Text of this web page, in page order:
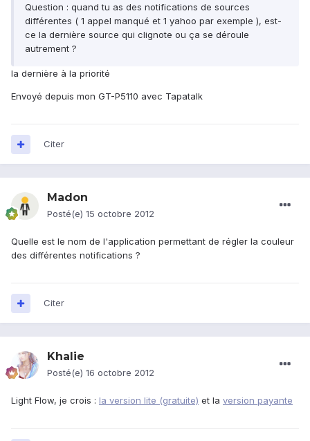
Question : quand tu as des notifications de sources
différentes ( 1 appel manqué et 1 yahoo par exemple ), est-
ce la dernière source qui clignote ou ça se déroule
autrement ?
la dernière à la priorité
Envoyé depuis mon GT-P5110 avec Tapatalk
Citer
Madon
Posté(e) 15 octobre 2012
Quelle est le nom de l'application permettant de régler la couleur
des différentes notifications ?
Citer
Khalie
Posté(e) 16 octobre 2012
Light Flow, je crois : la version lite (gratuite) et la version payante